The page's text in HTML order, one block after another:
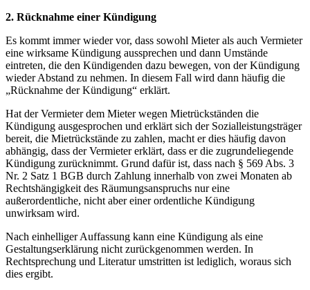
2. Rücknahme einer Kündigung
Es kommt immer wieder vor, dass sowohl Mieter als auch Vermieter
eine wirksame Kündigung aussprechen und dann Umstände
eintreten, die den Kündigenden dazu bewegen, von der Kündigung
wieder Abstand zu nehmen. In diesem Fall wird dann häufig die
„Rücknahme der Kündigung“ erklärt.
Hat der Vermieter dem Mieter wegen Mietrückständen die
Kündigung ausgesprochen und erklärt sich der Sozialleistungsträger
bereit, die Mietrückstände zu zahlen, macht er dies häufig davon
abhängig, dass der Vermieter erklärt, dass er die zugrundeliegende
Kündigung zurücknimmt. Grund dafür ist, dass nach § 569 Abs. 3
Nr. 2 Satz 1 BGB durch Zahlung innerhalb von zwei Monaten ab
Rechtshängigkeit des Räumungsanspruchs nur eine
außerordentliche, nicht aber einer ordentliche Kündigung
unwirksam wird.
Nach einhelliger Auffassung kann eine Kündigung als eine
Gestaltungserklärung nicht zurückgenommen werden. In
Rechtsprechung und Literatur umstritten ist lediglich, woraus sich
dies ergibt.